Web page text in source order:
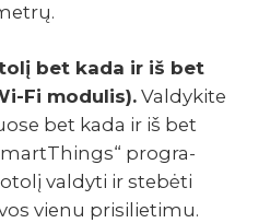
bet kada ir iš bet
Fi modu­lis). Valdy­­­kite
bet kada ir iš bet
prog­ra­
valdyti ir stebėti
vienu prisi­­­lie­timu.